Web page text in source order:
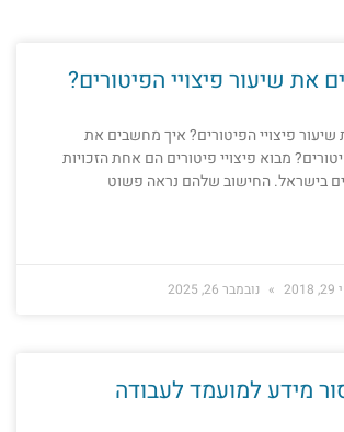
את שיעור פיצויי הפיטורים?
פיצויי הפיטורים? איך מחשבים את
מבוא פיצויי פיטורים הם אחת הזכויות
בישראל. החישוב שלהם נראה פשוט
נובמבר 26, 2025
מידע למועמד לעבודה